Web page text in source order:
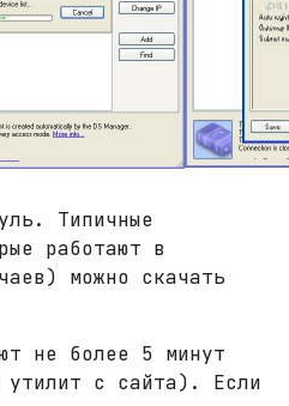
Типичные
работают в
можно скачать
не более 5 минут
утилит с сайта). Если